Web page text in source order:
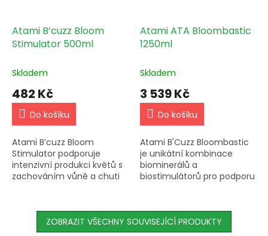
Atami B’cuzz Bloom
Stimulator 500ml
Skladem
482 Kč
Do košíku
Atami B’cuzz Bloom
Stimulator podporuje
intenzivní produkci květů s
zachováním vůně a chuti
květu a kombinujte s
Atami ATA Bloombastic
1250ml
Skladem
3 539 Kč
Do košíku
Atami B'Cuzz Bloombastic
je unikátní kombinace
biominerálů a
biostimulátorů pro podporu
procesy a je vhodné pro
všechny...
ZOBRAZIT VŠECHNY SOUVISEJÍCÍ PRODUKTY